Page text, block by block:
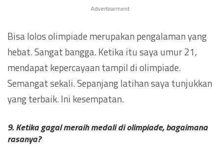
Advertisement
Bisa lolos olimpiade merupakan pengalaman yang
hebat. Sangat bangga. Ketika itu saya umur 21,
mendapat kepercayaan tampil di olimpiade.
Semangat sekali. Sepanjang latihan saya tunjukkan
yang terbaik. Ini kesempatan.
9. Ketika gagal meraih medali di olimpiade, bagaimana
rasanya?